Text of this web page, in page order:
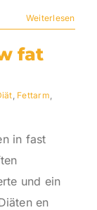
Weiterlesen
fat
, Fettarm,
in fast
und ein
en